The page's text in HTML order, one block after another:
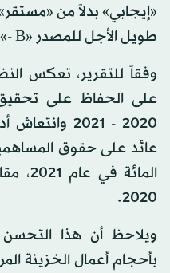
«إيجابي» بدلاً من
طويل الأجل للمصدر «B -».
وفقاً للتقرير، تعكس
على الحفاظ على تحقيق
2020.
ويلاحظ أن هذا
بأحجام أعمال الخزينة